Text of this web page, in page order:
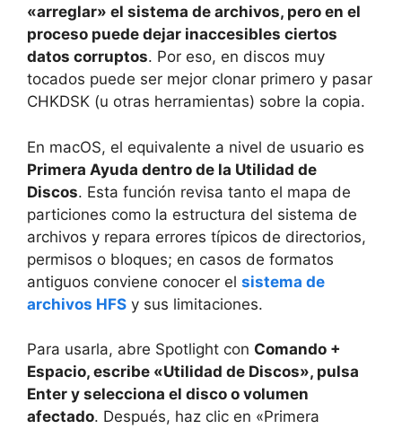
«arreglar» el sistema de archivos, pero en el
proceso puede dejar inaccesibles ciertos
datos corruptos. Por eso, en discos muy
tocados puede ser mejor clonar primero y pasar
CHKDSK (u otras herramientas) sobre la copia.
En macOS, el equivalente a nivel de usuario es
Primera Ayuda dentro de la Utilidad de
Discos. Esta función revisa tanto el mapa de
particiones como la estructura del sistema de
archivos y repara errores típicos de directorios,
permisos o bloques; en casos de formatos
antiguos conviene conocer el sistema de
archivos HFS y sus limitaciones.
Para usarla, abre Spotlight con Comando +
Espacio, escribe «Utilidad de Discos», pulsa
Enter y selecciona el disco o volumen
afectado. Después, haz clic en «Primera